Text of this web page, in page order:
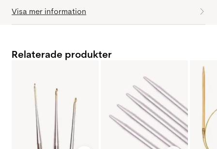
Visa mer information
Relaterade produkter